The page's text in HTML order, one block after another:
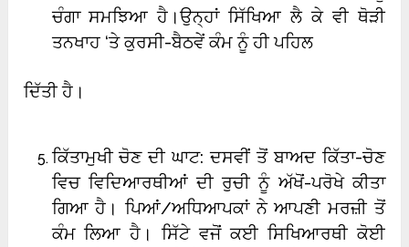
ਚੰਗਾ ਸਮਝਿਆ ਹੈ।ਉਨ੍ਹਾਂ ਸਿੱਖਿਆ ਲੈ ਕੇ ਵੀ ਥੋੜੀ
ਤਨਖਾਹ ‘ਤੇ ਕੁਰਸੀ-ਬੈਠਵੇਂ ਕੰਮ ਨੂੰ ਹੀ ਪਹਿਲ
ਦਿੱਤੀ ਹੈ।
ਕਿੱਤਾਮੁਖੀ ਚੋਣ ਦੀ ਘਾਟ: ਦਸਵੀਂ ਤੋਂ ਬਾਅਦ ਕਿੱਤਾ-ਚੋਣ
ਵਿਚ ਵਿਦਿਆਰਥੀਆਂ ਦੀ ਰੁਚੀ ਨੂੰ ਅੱਖੋਂ-ਪਰੋਖੇ ਕੀਤਾ
ਗਿਆ ਹੈ। ਪਿਆਂ/ਅਧਿਆਪਕਾਂ ਨੇ ਆਪਣੀ ਮਰਜ਼ੀ ਤੋਂ
ਕੰਮ ਲਿਆ ਹੈ। ਸਿੱਟੇ ਵਜੋਂ ਕਈ ਸਿਖਿਆਰਥੀ ਕੋਈ